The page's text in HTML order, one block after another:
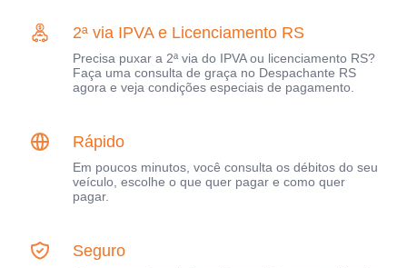
2ª via IPVA e Licenciamento RS
Precisa puxar a 2ª via do IPVA ou licenciamento RS?
Faça uma consulta de graça no Despachante RS
agora e veja condições especiais de pagamento.
Rápido
Em poucos minutos, você consulta os débitos do seu
veículo, escolhe o que quer pagar e como quer
pagar.
Seguro